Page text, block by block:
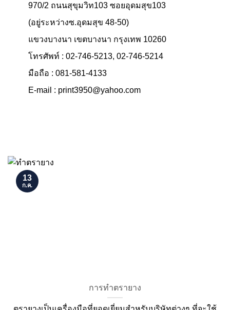
970/2 ถนนสุขุมวิท103 ซอยอุดมสุข103
(อยู่ระหว่างซ.อุดมสุข 48-50)
แขวงบางนา เขตบางนา กรุงเทพ 10260
โทรศัพท์ : 02-746-5213, 02-746-5214
มือถือ : 081-581-4133
E-mail : print3950@yahoo.com
การทำตรายาง
13
ก.ค.